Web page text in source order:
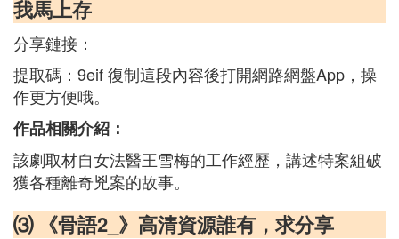
我馬上存
分享鏈接：
提取碼：9eif 復制這段內容後打開網路網盤App，操
作更方便哦。
作品相關介紹：
該劇取材自女法醫王雪梅的工作經歷，講述特案組破
獲各種離奇兇案的故事。
⑶ 《骨語2_》高清資源誰有，求分享